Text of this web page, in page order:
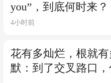
you”，到底何时来？
4小时前
花有多灿烂，根就
默：到了交叉路口，